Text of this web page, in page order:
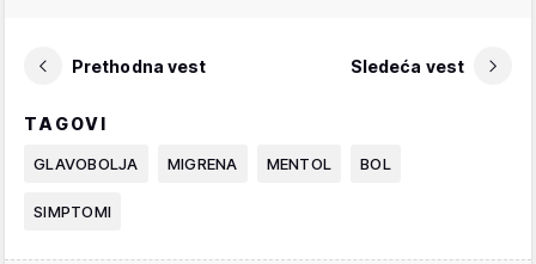
Prethodna vest Sledeća vest
TAGOVI
GLAVOBOLJA MIGRENA MENTOL BOL
SIMPTOMI